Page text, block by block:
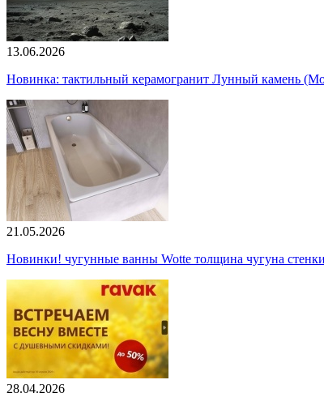
13.06.2026
Новинка: тактильный керамогранит Лунный камень
21.05.2026
Новинки! чугунные ванны Wotte толщина чугуна
28.04.2026